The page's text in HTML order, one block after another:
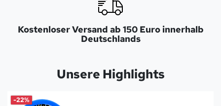
Kostenloser Versand ab 150 Euro innerhalb
Deutschlands
Unsere Highlights
-22%